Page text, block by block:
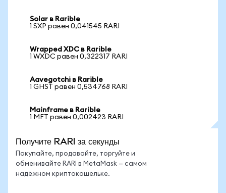
Solar в Rarible
1 SXP равен 0,041545 RARI
Wrapped XDC в Rarible
1 WXDC равен 0,322317 RARI
Aavegotchi в Rarible
1 GHST равен 0,534768 RARI
Mainframe в Rarible
1 MFT равен 0,002423 RARI
Получите RARI за секунды
Покупайте, продавайте, торгуйте и
обменивайте RARI в MetaMask — самом
надёжном криптокошельке.